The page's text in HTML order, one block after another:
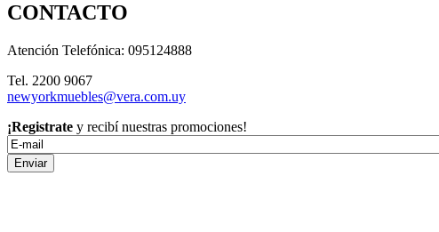
CONTACTO
Atención Telefónica: 095124888
Tel. 2200 9067
newyorkmuebles@vera.com.uy
¡Registrate y recibí nuestras promociones!
Enviar